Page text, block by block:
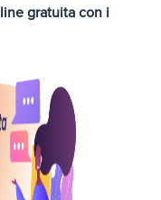
gratuita con i